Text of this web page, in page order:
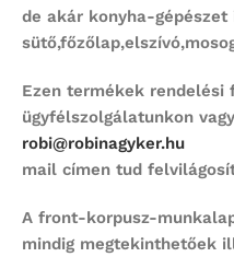
de akár konyha-
Ezen termékek
ügyfélszolgálatunkon
robi@robinagyker.hu
mail címen tud
A front-korpusz-
mindig megtekinthetőek